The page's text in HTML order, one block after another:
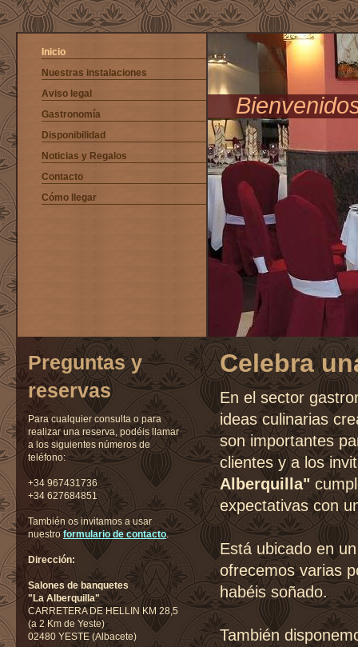
Inicio
Nuestras instalaciones
Aviso legal
Gastronomía
Disponibilidad
Noticias y Regalos
Contacto
Cómo llegar
Celebra
En el sector
ideas culinarias
son importantes
clientes y a los
Alberquilla"
expectativas con
Está ubicado en
ofrecemos varias
habéis soñado.
También
Preguntas y
reservas
Para cualquier consulta o para
realizar una reserva, podéis llamar
a los siguientes números de
teléfono:
+34 967431736
+34 627684851
También os invitamos a usar
nuestroformulario de contacto.
Dirección:
Salones de banquetes
"La Alberquilla"
CARRETERA DE HELLIN KM 28,5
(a 2 Km de Yeste)
02480 YESTE (Albacete)